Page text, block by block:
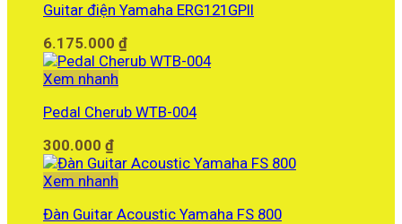
5.890.000 ₫.
Guitar điện Yamaha ERG121GPII
6.175.000 ₫
Xem nhanh
Pedal Cherub WTB-004
300.000 ₫
Xem nhanh
Đàn Guitar Acoustic Yamaha FS 800